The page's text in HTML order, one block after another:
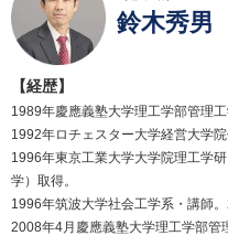
鈴木秀男
【経歴】
1989年慶應義塾大学理工学部管理工
1992年ロチェスター大学経営大学院
1996年東京工業大学大学院理工学
学）取得。
1996年筑波大学社会工学系・講師
2008年4月慶應義塾大学理工学部管